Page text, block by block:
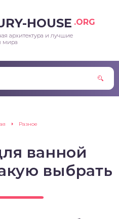
HOUSE .ORG
архитектура и лучшие
мира
Разное
ванной
выбрать